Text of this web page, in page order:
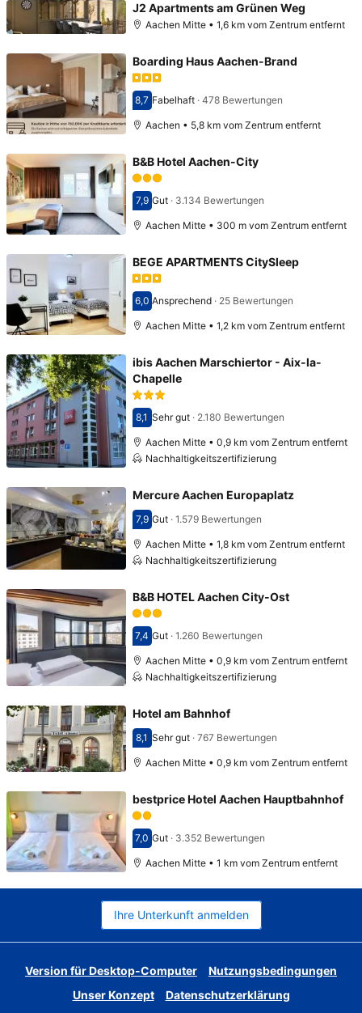
J2 Apartments am Grünen Weg
Aachen Mitte • 1,6 km vom Zentrum entfernt
Boarding Haus Aachen-Brand
Bewertet mit 8,7
8,7 Fabelhaft· 478 Bewertungen
Aachen • 5,8 km vom Zentrum entfernt
B&B Hotel Aachen-City
Bewertet mit 7,9
7,9 Gut· 3.134 Bewertungen
Aachen Mitte • 300 m vom Zentrum entfernt
BEGE APARTMENTS CitySleep
Bewertet mit 6,0
6,0 Ansprechend· 25 Bewertungen
Aachen Mitte • 1,2 km vom Zentrum entfernt
ibis Aachen Marschiertor - Aix-la-
Chapelle
Bewertet mit 8,1
8,1 Sehr gut· 2.180 Bewertungen
Aachen Mitte • 0,9 km vom Zentrum entfernt
Nachhaltigkeitszertifizierung
Mercure Aachen Europaplatz
Bewertet mit 7,9
7,9 Gut· 1.579 Bewertungen
Aachen Mitte • 1,8 km vom Zentrum entfernt
Nachhaltigkeitszertifizierung
B&B HOTEL Aachen City-Ost
Bewertet mit 7,4
7,4 Gut· 1.260 Bewertungen
Aachen Mitte • 0,9 km vom Zentrum entfernt
Nachhaltigkeitszertifizierung
Hotel am Bahnhof
Bewertet mit 8,1
8,1 Sehr gut· 767 Bewertungen
Aachen Mitte • 0,9 km vom Zentrum entfernt
bestprice Hotel Aachen Hauptbahnhof
Bewertet mit 7,0
7,0 Gut· 3.352 Bewertungen
Aachen Mitte • 1 km vom Zentrum entfernt
Ihre Unterkunft anmelden
Version für Desktop-Computer
Nutzungsbedingungen
Unser Konzept
Datenschutzerklärung